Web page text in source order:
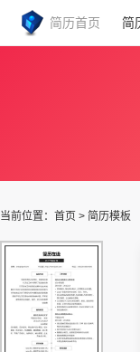
简历首页 简
当前位置： 首页 > 简历模板